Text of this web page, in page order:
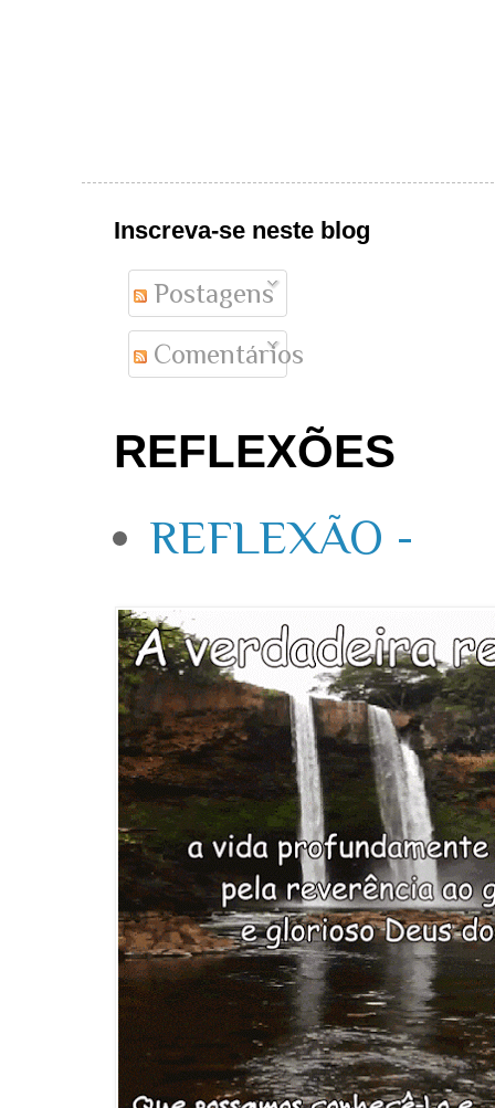
Inscreva-se neste blog
Postagens
Comentários
REFLEXÕES
REFLEXÃO -